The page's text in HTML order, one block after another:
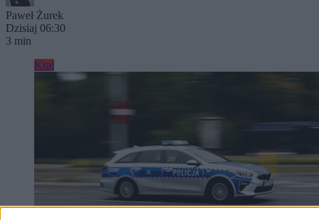
Paweł Żurek
Dzisiaj 06:30
3 min
Kraj